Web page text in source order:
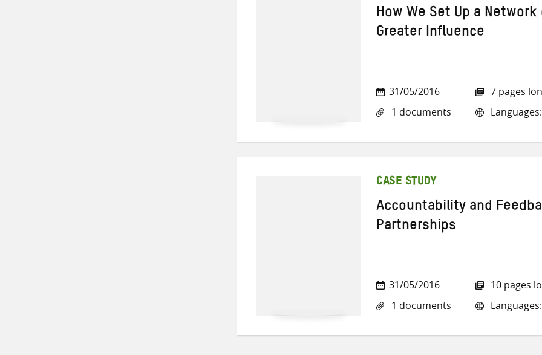
How We Set Up a
Greater Influence
31/05/2016
1 documents
7 pages
CASE STUDY
Accountability and
Partnerships
31/05/2016
1 documents
10 pages